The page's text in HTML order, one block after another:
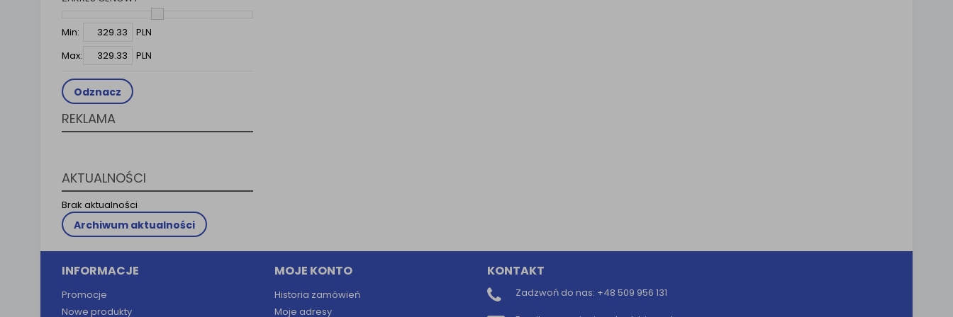
Min:
PLN
Max:
PLN
Odznacz
REKLAMA
AKTUALNOŚCI
Brak aktualności
Archiwum aktualności
INFORMACJE
Promocje
Nowe produkty
MOJE KONTO
Historia zamówień
Moje adresy
KONTAKT
Zadzwoń do nas: +48 509 956 131